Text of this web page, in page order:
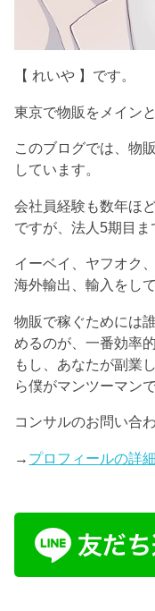
【 れいや 】です。
東京で物販をメイン
このブログでは、物
しています。
会社員経験も数年ほ
ですが、法人5期目ま
イーベイ、ヤフオク
海外輸出、輸入をし
物販で稼ぐためには
めるのが、一番効率
もし、あなたが副業
ら僕がマンツーマン
コンサルのお問い合
→ プロフィールの詳